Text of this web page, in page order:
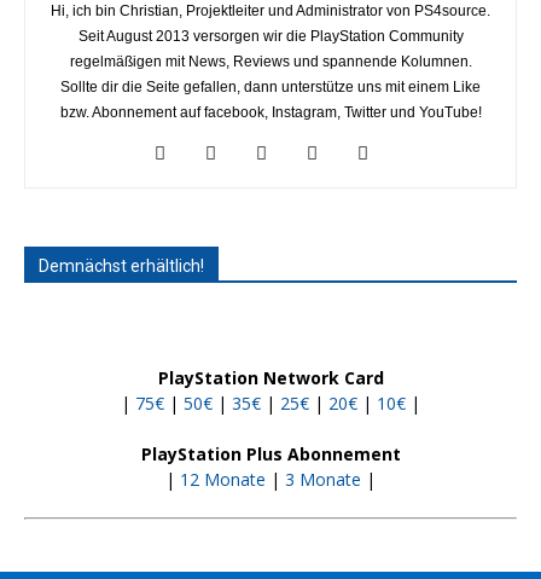
Hi, ich bin Christian, Projektleiter und Administrator von PS4source.
Seit August 2013 versorgen wir die PlayStation Community
regelmäßigen mit News, Reviews und spannende Kolumnen.
Sollte dir die Seite gefallen, dann unterstütze uns mit einem Like
bzw. Abonnement auf facebook, Instagram, Twitter und YouTube!
Demnächst erhältlich!
PlayStation Network Card
| 75€ | 50€ | 35€ | 25€ | 20€ | 10€ |
PlayStation Plus Abonnement
| 12 Monate | 3 Monate |